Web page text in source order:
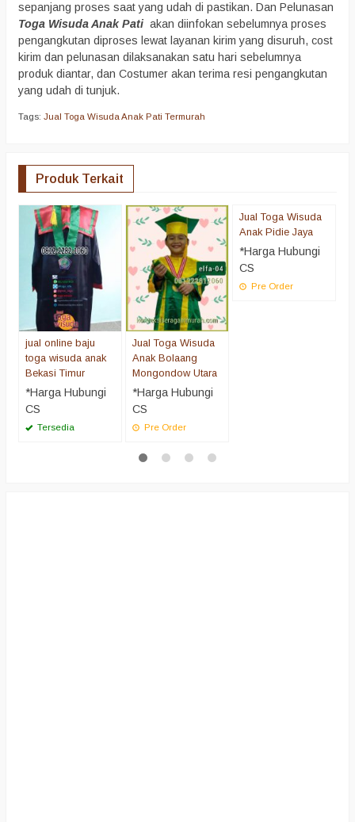
sepanjang proses saat yang udah di pastikan. Dan Pelunasan
Toga Wisuda Anak Pati akan diinfokan sebelumnya proses
pengangkutan diproses lewat layanan kirim yang disuruh, cost
kirim dan pelunasan dilaksanakan satu hari sebelumnya
produk diantar, dan Costumer akan terima resi pengangkutan
yang udah di tunjuk.
Tags: Jual Toga Wisuda Anak Pati Termurah
Produk Terkait
jual online baju
toga wisuda anak
Bekasi Timur
*Harga Hubungi
CS
Tersedia
Jual Toga Wisuda
Anak Bolaang
Mongondow Utara
*Harga Hubungi
CS
Pre Order
Jual Toga Wisuda
Anak Pidie Jaya
*Harga Hubungi
CS
Pre Order